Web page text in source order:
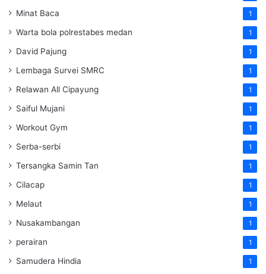
Minat Baca 1
Warta bola polrestabes medan 1
David Pajung 1
Lembaga Survei SMRC 1
Relawan All Cipayung 1
Saiful Mujani 1
Workout Gym 1
Serba-serbi 1
Tersangka Samin Tan 1
Cilacap 1
Melaut 1
Nusakambangan 1
perairan 1
Samudera Hindia 1